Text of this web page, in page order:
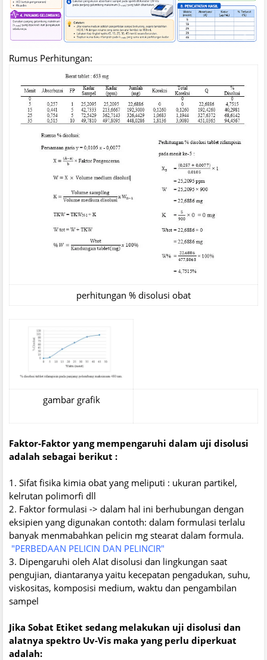
Rumus Perhitungan:
perhitungan % disolusi obat
gambar grafik
Faktor-Faktor yang mempengaruhi dalam uji disolusi
adalah sebagai berikut :
1. Sifat fisika kimia obat yang meliputi : ukuran partikel,
kelrutan polimorfi dll
2. Faktor formulasi -> dalam hal ini berhubungan dengan
eksipien yang digunakan contoth: dalam formulasi terlalu
banyak menmabahkan pelicin mg stearat dalam formula.
"PERBEDAAN PELICIN DAN PELINCIR"
3. Dipengaruhi oleh Alat disolusi dan lingkungan saat
pengujian, diantaranya yaitu kecepatan pengadukan, suhu,
viskositas, komposisi medium, waktu dan pengambilan
sampel
Jika Sobat Etiket sedang melakukan uji disolusi dan
alatnya spektro Uv-Vis maka yang perlu diperkuat
adalah: